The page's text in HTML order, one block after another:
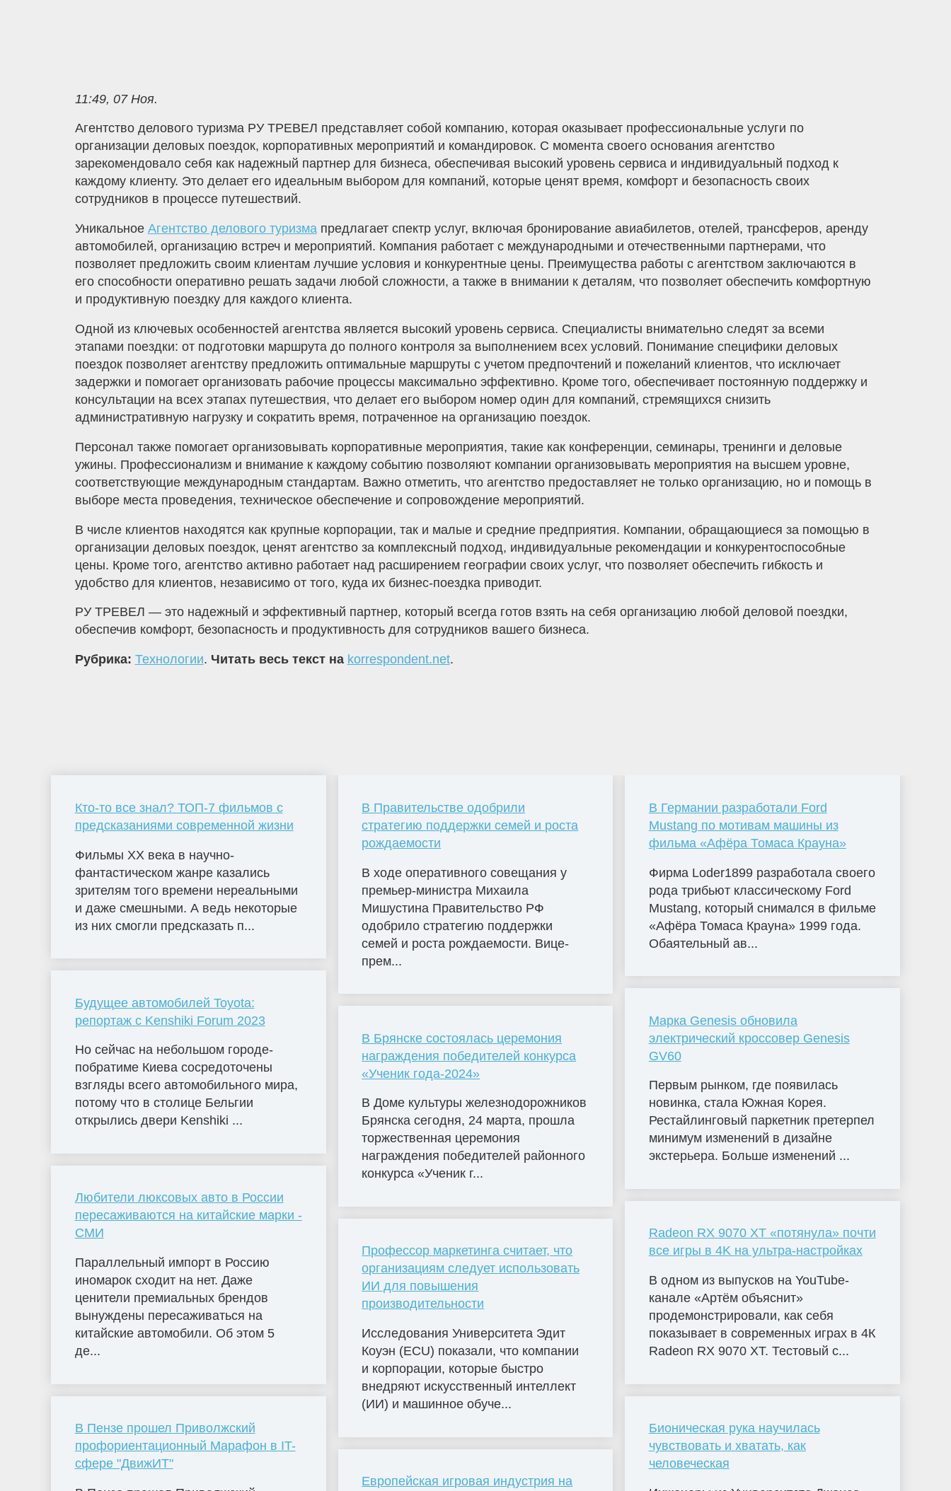
11:49, 07 Ноя.
Агентство делового туризма РУ ТРЕВЕЛ представляет собой компанию, которая оказывает профессиональные услуги по
организации деловых поездок, корпоративных мероприятий и командировок. С момента своего основания агентство
зарекомендовало себя как надежный партнер для бизнеса, обеспечивая высокий уровень сервиса и индивидуальный подход к
каждому клиенту. Это делает его идеальным выбором для компаний, которые ценят время, комфорт и безопасность своих
сотрудников в процессе путешествий.
Уникальное Агентство делового туризмапредлагает спектр услуг, включая бронирование авиабилетов, отелей, трансферов, аренду
автомобилей, организацию встреч и мероприятий. Компания работает с международными и отечественными партнерами, что
позволяет предложить своим клиентам лучшие условия и конкурентные цены. Преимущества работы с агентством заключаются в
его способности оперативно решать задачи любой сложности, а также в внимании к деталям, что позволяет обеспечить комфортную
и продуктивную поездку для каждого клиента.
Одной из ключевых особенностей агентства является высокий уровень сервиса. Специалисты внимательно следят за всеми
этапами поездки: от подготовки маршрута до полного контроля за выполнением всех условий. Понимание специфики деловых
поездок позволяет агентству предложить оптимальные маршруты с учетом предпочтений и пожеланий клиентов, что исключает
задержки и помогает организовать рабочие процессы максимально эффективно. Кроме того, обеспечивает постоянную поддержку и
консультации на всех этапах путешествия, что делает его выбором номер один для компаний, стремящихся снизить
административную нагрузку и сократить время, потраченное на организацию поездок.
Персонал также помогает организовывать корпоративные мероприятия, такие как конференции, семинары, тренинги и деловые
ужины. Профессионализм и внимание к каждому событию позволяют компании организовывать мероприятия на высшем уровне,
соответствующие международным стандартам. Важно отметить, что агентство предоставляет не только организацию, но и помощь в
выборе места проведения, техническое обеспечение и сопровождение мероприятий.
В числе клиентов находятся как крупные корпорации, так и малые и средние предприятия. Компании, обращающиеся за помощью в
организации деловых поездок, ценят агентство за комплексный подход, индивидуальные рекомендации и конкурентоспособные
цены. Кроме того, агентство активно работает над расширением географии своих услуг, что позволяет обеспечить гибкость и
удобство для клиентов, независимо от того, куда их бизнес-поездка приводит.
РУ ТРЕВЕЛ — это надежный и эффективный партнер, который всегда готов взять на себя организацию любой деловой поездки,
обеспечив комфорт, безопасность и продуктивность для сотрудников вашего бизнеса.
Рубрика: Технологии. Читать весь текст на korrespondent.net.
Кто-то все знал? ТОП-7 фильмов с
предсказаниями современной жизни
Фильмы ХХ века в научно-
фантастическом жанре казались
зрителям того времени нереальными
и даже смешными. А ведь некоторые
из них смогли предсказать п...
Будущее автомобилей Toyota:
репортаж с Kenshiki Forum 2023
Но сейчас на небольшом городе-
побратиме Киева сосредоточены
взгляды всего автомобильного мира,
потому что в столице Бельгии
открылись двери Kenshiki ...
Любители люксовых авто в России
пересаживаются на китайские марки -
СМИ
Параллельный импорт в Россию
иномарок сходит на нет. Даже
ценители премиальных брендов
вынуждены пересаживаться на
китайские автомобили. Об этом 5
де...
В Пензе прошел Приволжский
профориентационный Марафон в IT-
сфере "ДвижИТ"
В Правительстве одобрили
стратегию поддержки семей и роста
рождаемости
В ходе оперативного совещания у
премьер-министра Михаила
Мишустина Правительство РФ
одобрило стратегию поддержки
семей и роста рождаемости. Вице-
прем...
В Брянске состоялась церемония
награждения победителей конкурса
«Ученик года-2024»
В Доме культуры железнодорожников
Брянска сегодня, 24 марта, прошла
торжественная церемония
награждения победителей районного
конкурса «Ученик г...
Профессор маркетинга считает, что
организациям следует использовать
ИИ для повышения
производительности
Исследования Университета Эдит
Коуэн (ECU) показали, что компании
и корпорации, которые быстро
внедряют искусственный интеллект
(ИИ) и машинное обуче...
Европейская игровая индустрия на
В Германии разработали Ford
Mustang по мотивам машины из
фильма «Афёра Томаса Крауна»
Фирма Loder1899 разработала своего
рода трибьют классическому Ford
Mustang, который снимался в фильме
«Афёра Томаса Крауна» 1999 года.
Обаятельный ав...
Марка Genesis обновила
электрический кроссовер Genesis
GV60
Первым рынком, где появилась
новинка, стала Южная Корея.
Рестайлинговый паркетник претерпел
минимум изменений в дизайне
экстерьера. Больше изменений ...
Radeon RX 9070 XT «потянула» почти
все игры в 4K на ультра-настройках
В одном из выпусков на YouTube-
канале «Артём объяснит»
продемонстрировали, как себя
показывает в современных играх в 4К
Radeon RX 9070 XT. Тестовый с...
Бионическая рука научилась
чувствовать и хватать, как
человеческая